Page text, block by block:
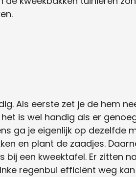
Als eerste zet je de hem
is wel handig als er
ga je eigenlijk op dezelfde
en plant de zaadjes.
een kweektafel. Er zitten
regenbui efficiënt weg